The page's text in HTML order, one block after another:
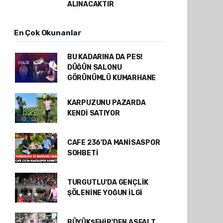
ALINACAKTIR
En Çok Okunanlar
BU KADARINA DA PES!
DÜĞÜN SALONU
GÖRÜNÜMLÜ KUMARHANE
KARPUZUNU PAZARDA
KENDİ SATIYOR
CAFE 236'DA MANİSASPOR
SOHBETİ
TURGUTLU'DA GENÇLİK
ŞÖLENİNE YOĞUN İLGİ